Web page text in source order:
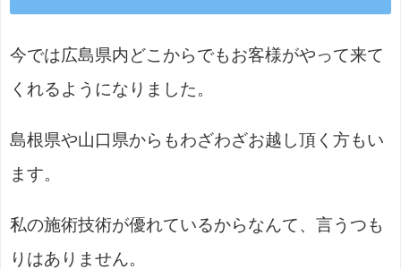
今では広島県内どこからでもお客様がやって来て
くれるようになりました。
島根県や山口県からもわざわざお越し頂く方もい
ます。
私の施術技術が優れているからなんて、言うつも
りはありません。